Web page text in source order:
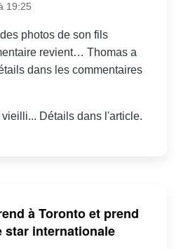
19:25
photos de son fils
revient… Thomas a
dans les commentaires
Détails dans l'article.
à Toronto et prend
star internationale